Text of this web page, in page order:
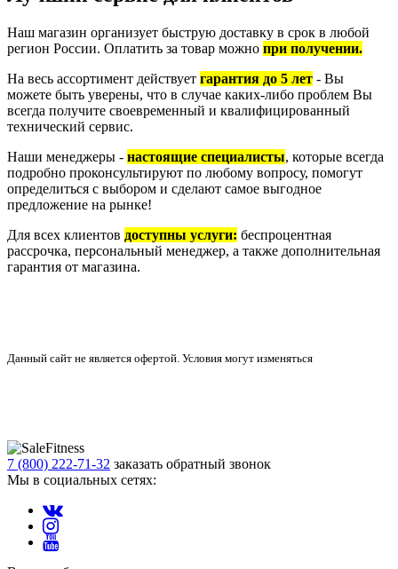
Наш магазин организует быструю доставку в срок в любой
регион России. Оплатить за товар можно при получении.
На весь ассортимент действует гарантия до 5 лет - Вы
можете быть уверены, что в случае каких-либо проблем Вы
всегда получите своевременный и квалифицированный
технический сервис.
Наши менеджеры - настоящие специалисты, которые всегда
подробно проконсультируют по любому вопросу, помогут
определиться с выбором и сделают самое выгодное
предложение на рынке!
Для всех клиентов доступны услуги: беспроцентная
рассрочка, персональный менеджер, а также дополнительная
гарантия от магазина.
Данный сайт не является офертой. Условия могут изменяться
7 (800) 222-71-32 заказать обратный звонок
Мы в социальных сетях: